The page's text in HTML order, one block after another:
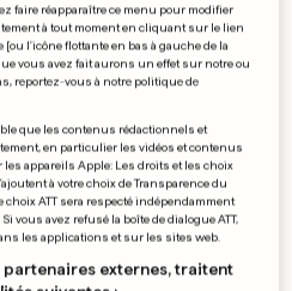
0
0
faire réapparaître ce menu pour modifier
à tout moment en cliquant sur le lien
[ou l'icône flottante en bas à gauche de la
vous avez fait aurons un effet sur notre ou
reportez-vous à notre politique de
que les contenus rédactionnels et
en particulier les vidéos et contenus
appareils Apple: Les droits et les choix
à votre choix de Transparence du
choix ATT sera respecté indépendamment
vous avez refusé la boîte de dialogue ATT,
les applications et sur les sites web.
partenaires externes, traitent